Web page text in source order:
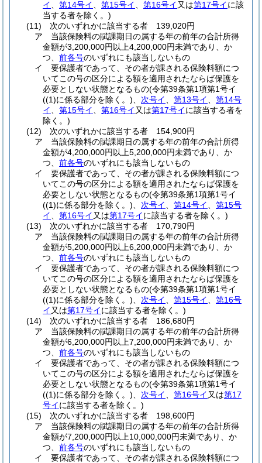
イ
第14号イ 第15号イ 第16号イ 又は第17号イに該
当する者を除く。)
(11)
次のいずれかに該当する者 139,020円
ア
当該保険料の賦課期日の属する年の前年の合計所得
金額が3,200,000円以上4,200,000円未満であり、か
つ、 前各号のいずれにも該当しないもの
イ
要保護者であって、その者が課される保険料額につ
いてこの号の区分による額を適用されたならば保護を
必要としない状態となるもの(令第39条第1項第1号イ
((1)に係る部分を除く。) 次号イ 第13号イ
第14号
イ
第15号イ 第16号イ 又は第17号イに該当する者を
除く。)
(12)
次のいずれかに該当する者 154,900円
ア
当該保険料の賦課期日の属する年の前年の合計所得
金額が4,200,000円以上5,200,000円未満であり、か
つ、 前各号のいずれにも該当しないもの
イ
要保護者であって、その者が課される保険料額につ
いてこの号の区分による額を適用されたならば保護を
必要としない状態となるもの(令第39条第1項第1号イ
((1)に係る部分を除く。) 次号イ 第14号イ
第15号
イ
第16号イ 又は第17号イに該当する者を除く。)
(13)
次のいずれかに該当する者 170,790円
ア
当該保険料の賦課期日の属する年の前年の合計所得
金額が5,200,000円以上6,200,000円未満であり、か
つ、 前各号のいずれにも該当しないもの
イ
要保護者であって、その者が課される保険料額につ
いてこの号の区分による額を適用されたならば保護を
必要としない状態となるもの(令第39条第1項第1号イ
((1)に係る部分を除く。) 次号イ 第15号イ
第16号
イ 又は第17号イに該当する者を除く。)
(14)
次のいずれかに該当する者 186,680円
ア
当該保険料の賦課期日の属する年の前年の合計所得
金額が6,200,000円以上7,200,000円未満であり、か
つ、 前各号のいずれにも該当しないもの
イ
要保護者であって、その者が課される保険料額につ
いてこの号の区分による額を適用されたならば保護を
必要としない状態となるもの(令第39条第1項第1号イ
((1)に係る部分を除く。) 次号イ 第16号イ 又は第17
号イに該当する者を除く。)
(15)
次のいずれかに該当する者 198,600円
ア
当該保険料の賦課期日の属する年の前年の合計所得
金額が7,200,000円以上10,000,000円未満であり、か
つ、 前各号のいずれにも該当しないもの
イ
要保護者であって、その者が課される保険料額につ